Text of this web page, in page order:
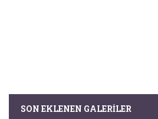
SON EKLENEN GALERILER